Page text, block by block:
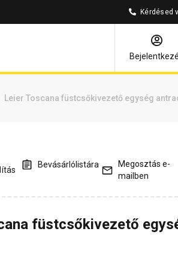
Kérdésed
Leier Toscana füstcsőkivezető egység
Kérdések és válaszok Kapcsolódó cikkek
Bevásárlólistára
Megosztás e-
mailben
füstcsőkivezető